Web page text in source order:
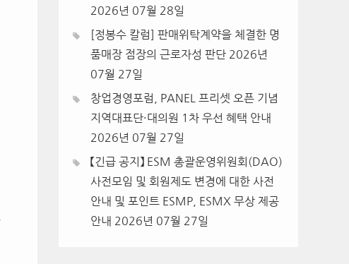
2026년 07월 28일
[정봉수 칼럼] 판매위탁계약을 체결한 명
품매장 점장의 근로자성 판단 2026년
07월 27일
창업경영포럼, PANEL 프리셋 오픈 기념
지역대표단·대의원 1차 우선 혜택 안내
2026년 07월 27일
【긴급 공지】 ESM 총괄운영위원회(DAO)
사전모임 및 회원제도 변경에 대한 사전
안내 및 포인트 ESMP, ESMX 무상 제공
안내 2026년 07월 27일